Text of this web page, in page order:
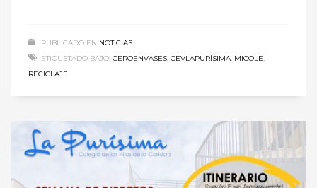
PUBLICADO EN NOTICIAS
ETIQUETADO BAJO: CEROENVASES, CEVLAPURÍSIMA, MICOLE,
RECICLAJE